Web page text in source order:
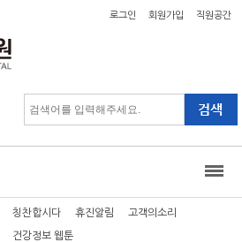
로그인 회원가입 직원공간
칭찬합시다 휴진알림 고객의소리
건강정보 웹툰